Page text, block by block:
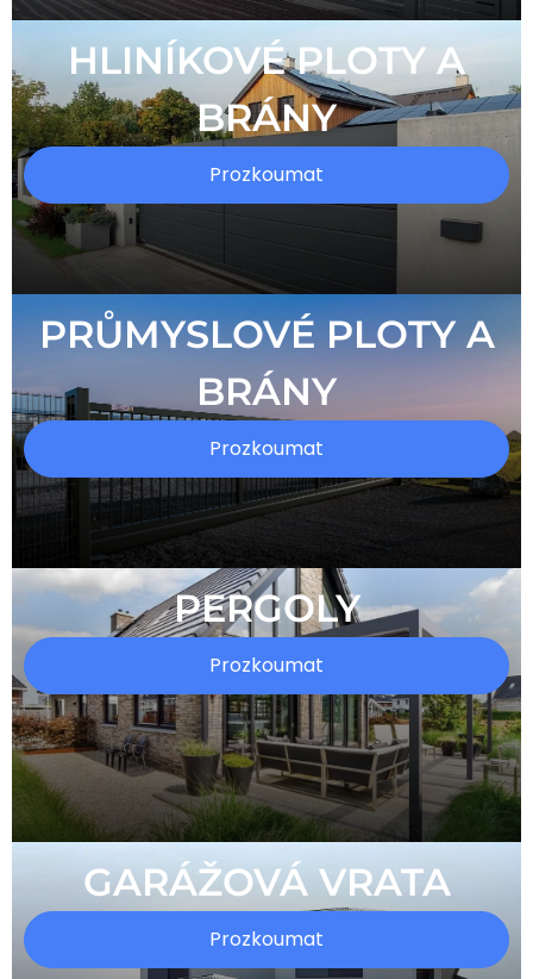
HLINÍKOVÉ PLOTY A
BRÁNY
Prozkoumat
PRŮMYSLOVÉ PLOTY A
BRÁNY
Prozkoumat
PERGOLY
Prozkoumat
GARÁŽOVÁ VRATA
Prozkoumat